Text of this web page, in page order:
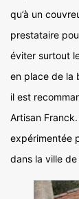
qu’à un
prestataire
éviter surtout
en place de la
il est
Artisan
expérimentée
dans la ville de